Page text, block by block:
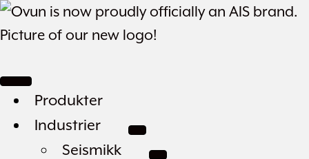
Produkter
Industrier
Seismikk